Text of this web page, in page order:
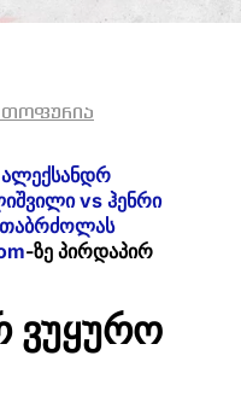
თოფურია
vs ჰენრი
-ზე პირდაპირ
ვუყურო